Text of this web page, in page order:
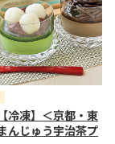
冷凍】＜京都・東
んじゅう宇治茶プ